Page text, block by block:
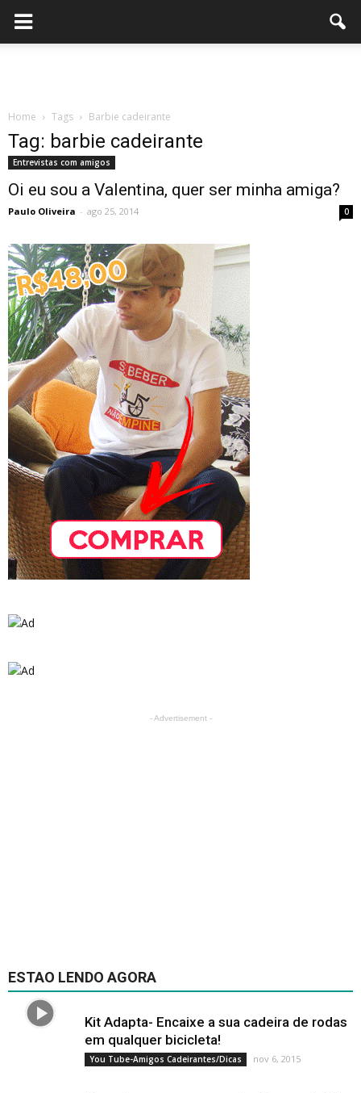
Home Tags Barbie cadeirante
Tag: barbie cadeirante
Entrevistas com amigos
Oi eu sou a Valentina, quer ser minha amiga?
Paulo Oliveira - ago 25, 2014 0
- Advertisement -
ESTAO LENDO AGORA
Kit Adapta- Encaixe a sua cadeira de rodas
em qualquer bicicleta!
You Tube-Amigos Cadeirantes/Dicas nov 6, 2015